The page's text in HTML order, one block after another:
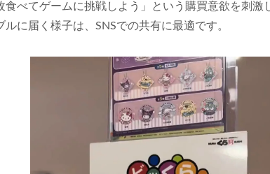
べてゲームに挑戦しよう」という購買意欲を刺激
に届く様子は、SNSでの共有に最適です。